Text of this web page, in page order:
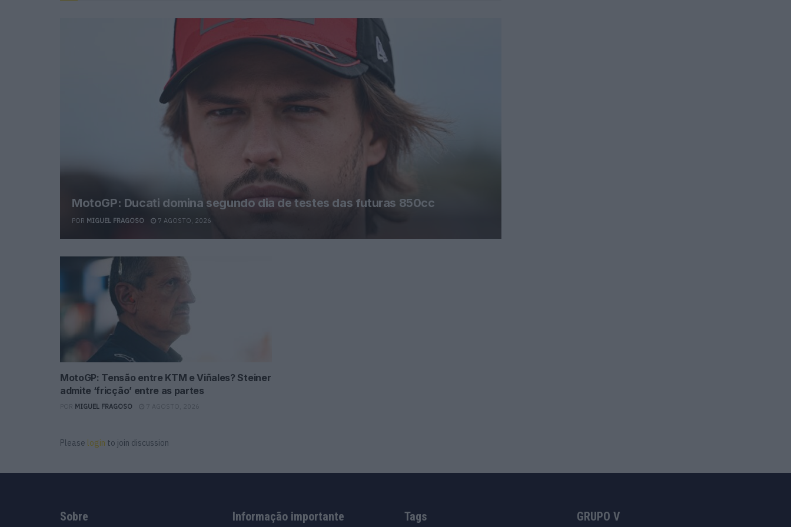
MotoGP: Ducati domina segundo dia de testes das futuras 850cc
POR MIGUEL FRAGOSO 7 AGOSTO, 2026
MotoGP: Tensão entre KTM e Viñales? Steiner
admite ‘fricção’ entre as partes
MIGUEL FRAGOSO 7 AGOSTO, 2026
Please login to join discussion
Sobre Informação importante Tags GRUPO V